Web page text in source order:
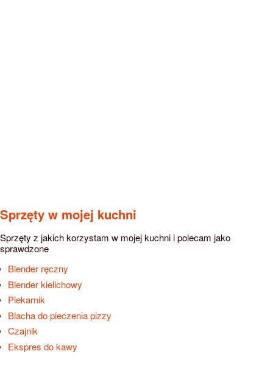
Sprzęty w mojej kuchni
Sprzęty z jakich korzystam w mojej kuchni i polecam jako
sprawdzone
Blender ręczny
Blender kielichowy
Piekarnik
Blacha do pieczenia pizzy
Czajnik
Ekspres do kawy